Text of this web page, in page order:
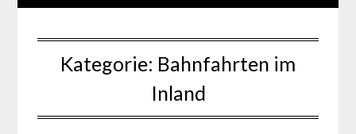
Kategorie: Bahnfahrten im
Inland